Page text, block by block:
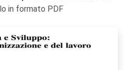
in formato PDF